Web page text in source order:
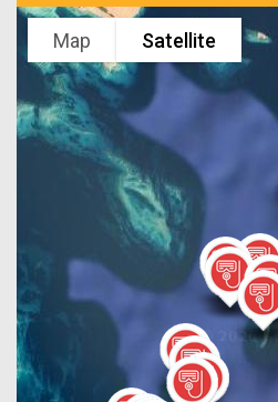
Map Satellite